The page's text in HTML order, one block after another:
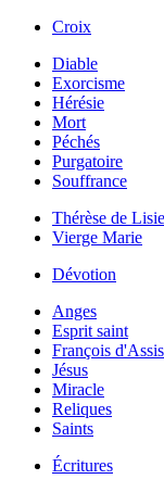
Croix
Diable
Exorcisme
Hérésie
Mort
Péchés
Purgatoire
Souffrance
Thérèse de
Vierge Marie
Dévotion
Anges
Esprit saint
François
Jésus
Miracle
Reliques
Saints
Écritures